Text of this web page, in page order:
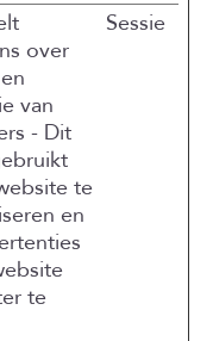
over
van
- Dit
te
en
te
Sessie